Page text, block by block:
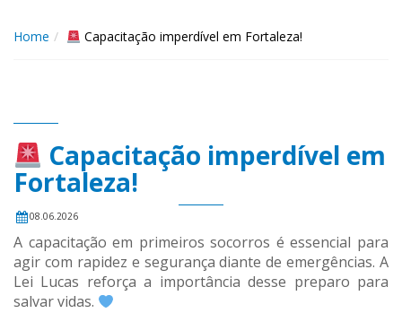
Home Capacitação imperdível em Fortaleza!
Capacitação imperdível em
Fortaleza!
08.06.2026
A capacitação em primeiros socorros é essencial para
agir com rapidez e segurança diante de emergências. A
Lei Lucas reforça a importância desse preparo para
salvar vidas.